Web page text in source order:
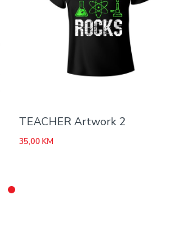
TEACHER Artwork 2
35,00 KM